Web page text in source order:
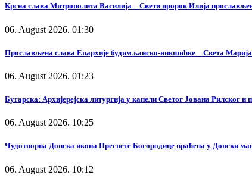
Крсна слава Митрополита Василија – Свети пророк Илија
06. August 2026. 01:30
Прослављена слава Епархије будимљанско-никшићке – Света
06. August 2026. 01:23
Бугарска: Архијерејска литургија у капели Светог Јована Рилског
06. August 2026. 10:25
Чудотворна Донска икона Пресвете Богородице враћена у Донски
06. August 2026. 10:12